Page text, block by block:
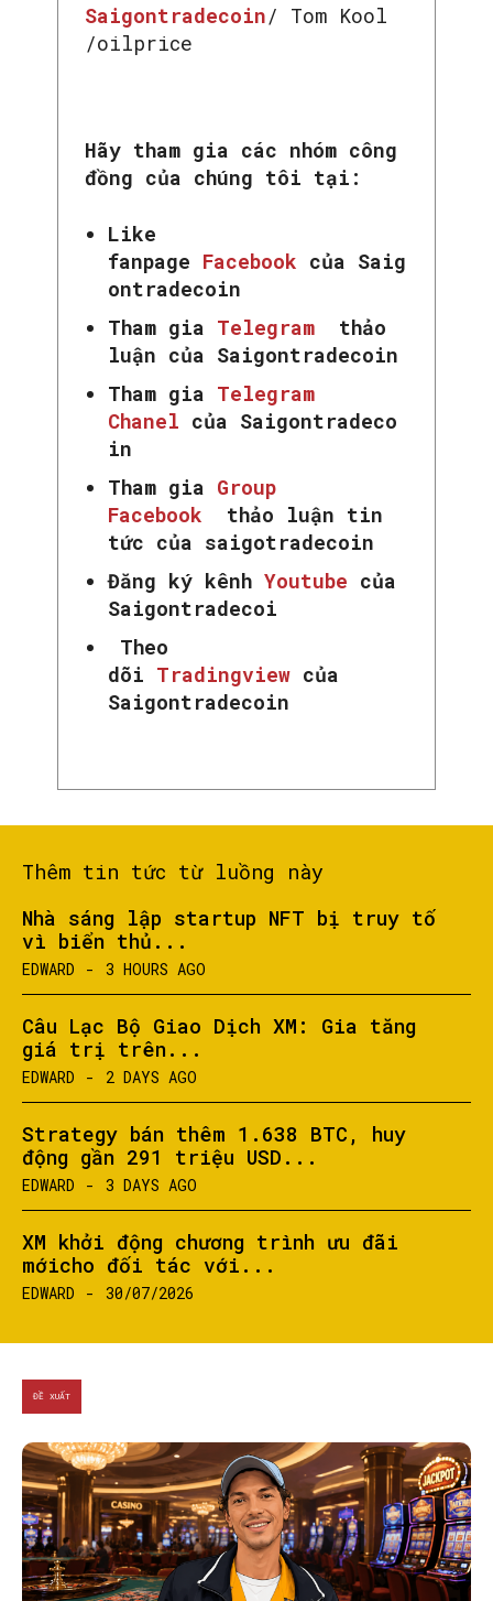
SEARCH...
Saigontradecoin/ Tom Kool
/oilprice
Hãy tham gia các nhóm công
đồng của chúng tôi tại:
Like
fanpage Facebook của Saig
ontradecoin
Tham gia Telegram
thảo
luận của Saigontradecoin
Tham gia Telegram
Chanel của Saigontradeco
in
Tham gia Group
Facebook
thảo luận tin
tức của saigotradecoin
Đăng ký kênh Youtube của
Saigontradecoi
Theo
dõi Tradingview của
Saigontradecoin
Thêm tin tức từ luồng này
Nhà sáng lập startup NFT bị truy tố
vì biển thủ...
EDWARD - 3 HOURS AGO
Câu Lạc Bộ Giao Dịch XM: Gia tăng
giá trị trên...
EDWARD - 2 DAYS AGO
Strategy bán thêm 1.638 BTC, huy
động gần 291 triệu USD...
EDWARD - 3 DAYS AGO
XM khởi động chương trình ưu đãi
mớicho đối tác với...
EDWARD - 30/07/2026
ĐỀ XUẤT